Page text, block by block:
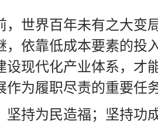
世界百年未有之大变
依靠低成本要素的投
现代化产业体系，才
为履职尽责的重要任务
持为民造福；坚持功